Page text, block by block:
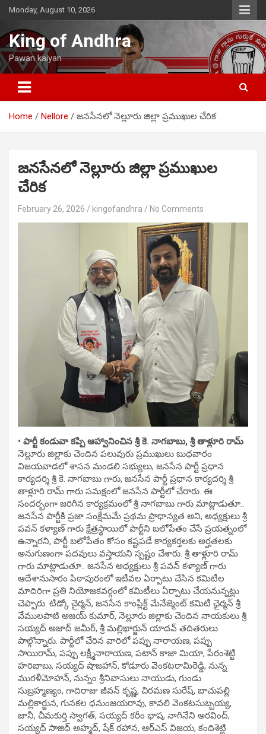
Skip
content
Monday, August 10, 2026
King of Andhra
Pawan kalyan
Home Nellore జనసేనలో నెల్లూరు జిల్లా ప్రముఖుల చేరిక
జనసేనలో నెల్లూరు జిల్లా ప్రముఖుల
చేరిక
February 26, 2026 kingofandhra No Comments
• పార్టీ కండువా కప్పి ఆహ్వానించిన శ్రీ కె. నాగబాబు, శ్రీ తాళ్లూరి రామ్
నెల్లూరు జిల్లాకు చెందిన పలువురు ప్రముఖులు బుధవారం
విజయవాడలో శాసన మండలి సభ్యులు, జనసేన పార్టీ ప్రధాన
కార్యదర్శి శ్రీ కె. నాగబాబు గారు, జనసేన పార్టీ ప్రధాన కార్యదర్శి శ్రీ
తాళ్లూరి రామ్ గారు సమక్షంలో జనసేన పార్టీలో చేరారు. ఈ
సందర్భంగా జరిగిన కార్యక్రమంలో శ్రీ నాగబాబు గారు మాట్లాడుతూ..
జనసేన పార్టీకి ప్రజా సంక్షేమమే ప్రథమ ప్రాధాన్యత అని, అధ్యక్షులు శ్రీ
పవన్ కళ్యాణ్ గారు క్షేత్రస్థాయిలో పార్టీని బలోపేతం చేసే ప్రయత్నంలో
ఉన్నారని, పార్టీ బలోపేతం కోసం కష్టపడే కార్యకర్తలకు అర్హతలకు
అనుగుణంగా పదవులు వస్తాయని స్పష్టం చేశారు. శ్రీ తాళ్లూరి రామ్
గారు మాట్లాడుతూ.. జనసేన అధ్యక్షులు శ్రీ పవన్ కళ్యాణ్ గారు
ఆదేశానుసారం పిఠాపురంలో ఇటీవల ఏర్పాటు చేసిన కమిటీల
మాదిరిగా ప్రతి నియోజకవర్గంలో కమిటీలు ఏర్పాటు చేయనున్నట్లు
చెప్పారు. టిడ్కో చైర్మన్, జనసేన కాంప్లిక్ట్ మేనేజ్మెంట్ కమిటీ ఛైర్మన్ శ్రీ
వేములపాటి అజయ్ కుమార్, నెల్లూరు జిల్లాకు చెందిన నాయకులు శ్రీ
సయ్యద్ అజాద్ జమీర్, శ్రీ మల్లిఖార్జున్ యాదవ్ తదితరులు
పాల్గొన్నారు. పార్టీలో చేరిన వారిలో పప్పు నారాయణ, పప్పు
సాయిరామ్, పప్పు లక్ష్మీనారాయణ, పటాన్ కాజా మియా, పేరంశెట్టి
హరిబాబు, సయ్యద్ షాజహాన్, కోడూరు వెంకటరామిరెడ్డి, నున్న
మురళీమోహన్, నున్నం శ్రీనివాసులు నాయుడు, గుండు
సుబ్రహ్మణ్యం, గాదిరాజు జీవన్ కృష్ణ, చిరమణ సురేష్, బాచుపల్లి
మల్లికార్జున, గునకల ధనుంజయరావు, కావలి వెంకటసుబ్బయ్య,
జానీ, చీమకుర్తి స్వాగత్, సయ్యద్ కరీం భాష, నాగినేని అరవింద్,
సయ్యద్ సాజిద్ అహ్మద్, షేక్ రహాన, ఆర్ఎస్ విజయ, కందిశెట్టి